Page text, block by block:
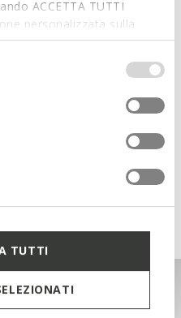
ACCETTA TUTTI
personalizzata sulla
Selezionando
scegliere quali cookies ed
autorizzare. Per maggiori
in qualsiasi momento le
TUTTI
aimer